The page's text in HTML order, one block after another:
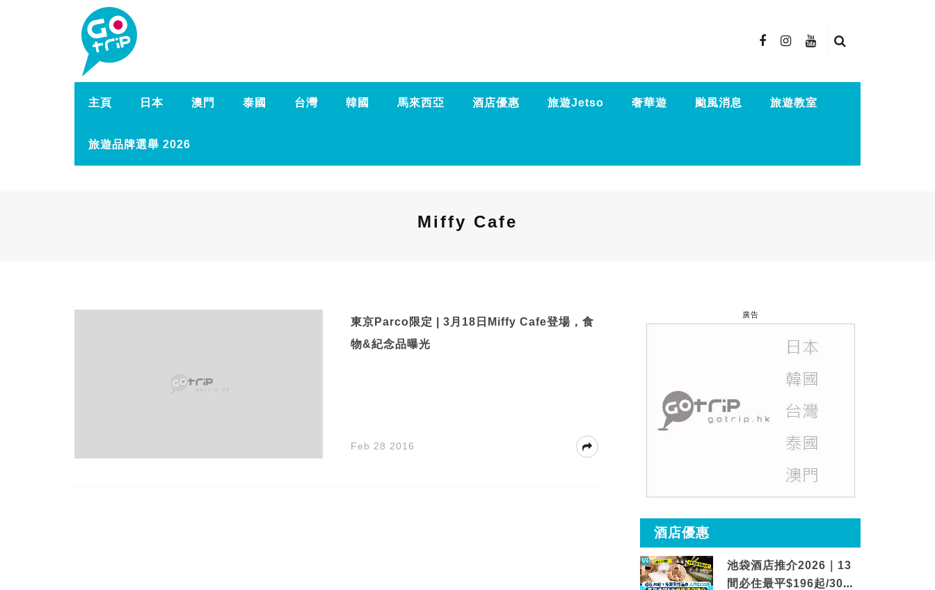
主頁 日本 澳門 泰國 台灣 韓國 馬來西亞 酒店優惠 旅遊Jetso 奢華遊 颱風消息 旅遊教室
旅遊品牌選舉 2026
Miffy Cafe
東京Parco限定 | 3月18日Miffy Cafe登場，食
物&紀念品曝光
Feb 28 2016
廣告
酒店優惠
池袋酒店推介2026｜13
間必住最平$196起/30秒